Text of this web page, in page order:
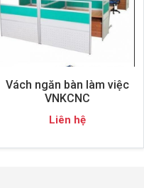
Vách ngăn bàn làm việc
VNKCNC
Liên hệ